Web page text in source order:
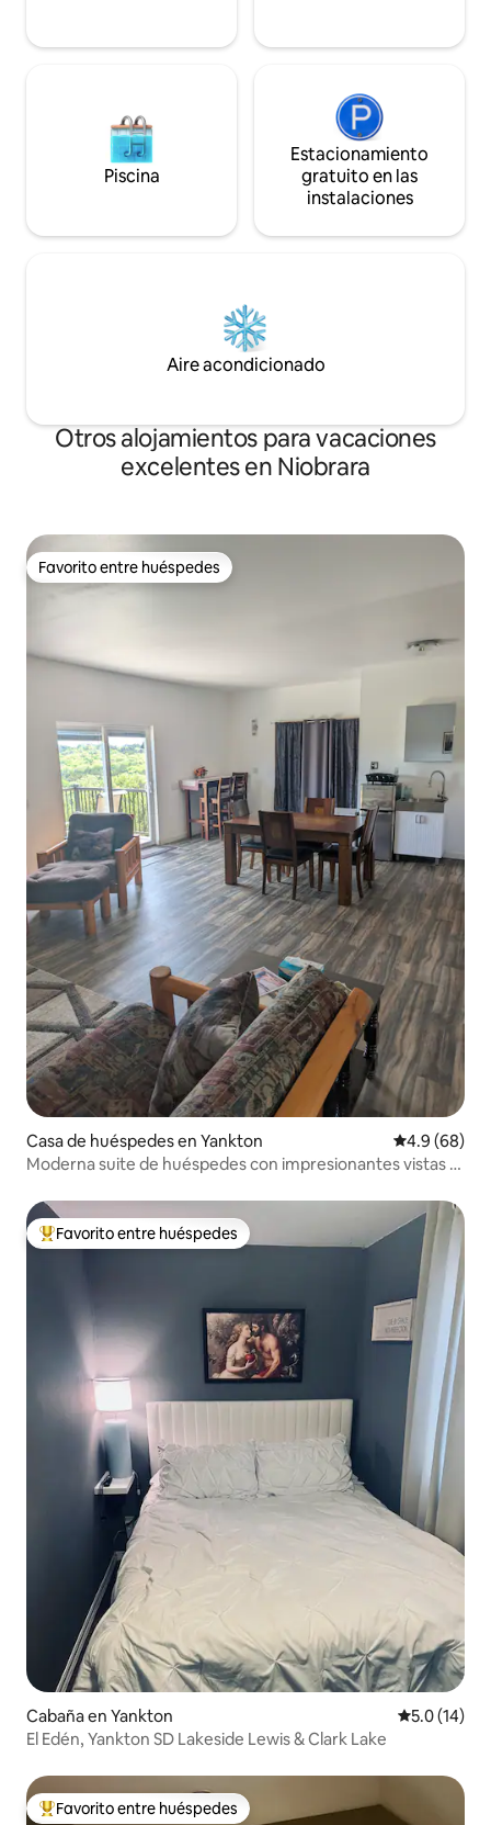
Piscina
Estacionamiento
gratuito en las
instalaciones
Aire acondicionado
Otros alojamientos para vacaciones
excelentes en Niobrara
Favorito entre huéspedes
Favorito entre huéspedes
Casa de huéspedes en Yankton Calificación
4.9 (68)
Moderna suite de huéspedes con impresionantes vistas al
Favorito entre huéspedes preferido
Favorito entre huéspedes
Cabaña en Yankton Calificación
5.0 (14)
El Edén, Yankton SD Lakeside Lewis & Clark Lake
Favorito entre huéspedes preferido
Favorito entre huéspedes